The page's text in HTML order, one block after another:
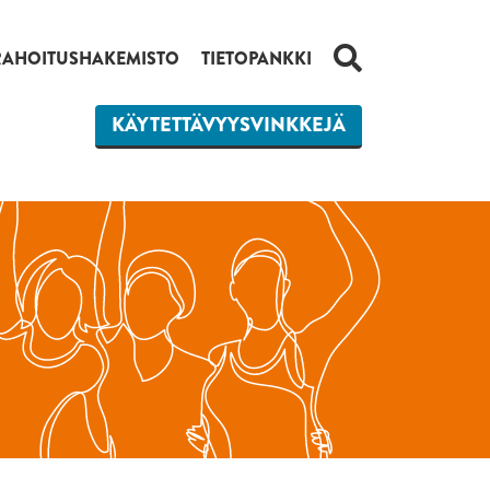
TIETOPANKKI HAKU
KÄYTETTÄVYYSVINKKEJÄ